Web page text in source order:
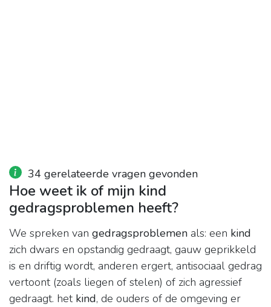
34 gerelateerde vragen gevonden
Hoe weet ik of mijn kind
gedragsproblemen heeft?
We spreken van gedragsproblemen als: een kind
zich dwars en opstandig gedraagt, gauw geprikkeld
is en driftig wordt, anderen ergert, antisociaal gedrag
vertoont (zoals liegen of stelen) of zich agressief
gedraagt. het kind, de ouders of de omgeving er